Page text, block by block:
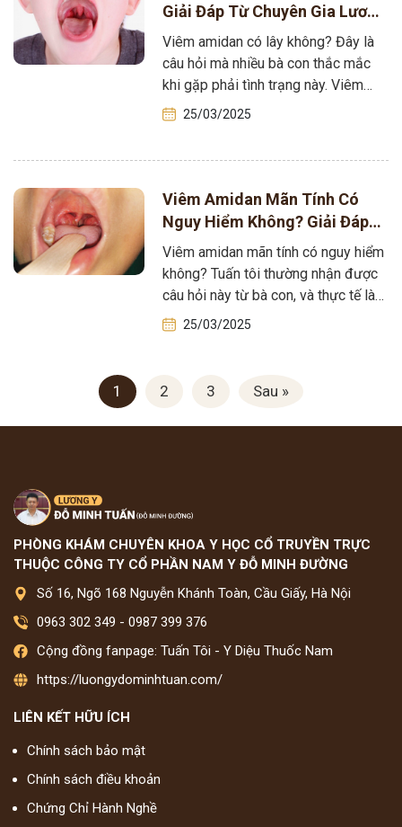
Giải Đáp Từ Chuyên Gia Lương
Y Đỗ Minh Tuấn
Viêm amidan có lây không? Đây là
câu hỏi mà nhiều bà con thắc mắc
khi gặp phải tình trạng này. Viêm
amidan, dù thường…
25/03/2025
Viêm Amidan Mãn Tính Có
Nguy Hiểm Không? Giải Đáp
Từ Lương Y Đỗ Minh Tuấn
Viêm amidan mãn tính có nguy hiểm
không? Tuấn tôi thường nhận được
câu hỏi này từ bà con, và thực tế là
bệnh không…
25/03/2025
1 2 3 Sau »
PHÒNG KHÁM CHUYÊN KHOA Y HỌC CỔ TRUYỀN TRỰC
THUỘC CÔNG TY CỔ PHẦN NAM Y ĐỖ MINH ĐƯỜNG
Số 16, Ngõ 168 Nguyễn Khánh Toàn, Cầu Giấy, Hà Nội
0963 302 349 - 0987 399 376
Cộng đồng fanpage: Tuấn Tôi - Y Diệu Thuốc Nam
https://luongydominhtuan.com/
LIÊN KẾT HỮU ÍCH
Chính sách bảo mật
Chính sách điều khoản
Chứng Chỉ Hành Nghề